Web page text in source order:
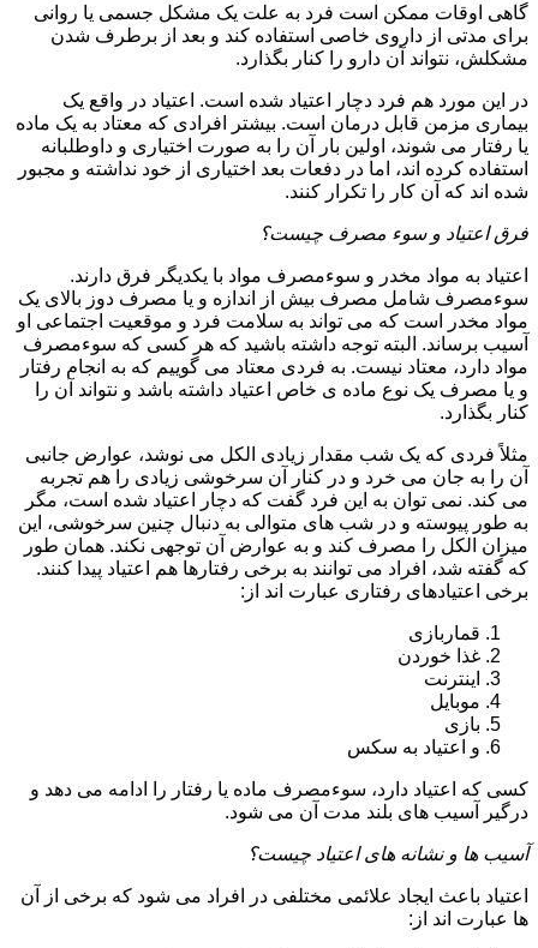
گاهی اوقات ممکن است فرد به علت یک مشکل جسمی یا روانی
برای مدتی از داروی خاصی استفاده کند و بعد از برطرف شدن
مشکلش، نتواند آن دارو را کنار بگذارد.
در این مورد هم فرد دچار اعتیاد شده است. اعتیاد در واقع یک
بیماری مزمن قابل درمان است. بیشتر افرادی که معتاد به یک ماده
یا رفتار می شوند، اولین بار آن را به صورت اختیاری و داوطلبانه
استفاده کرده اند، اما در دفعات بعد اختیاری از خود نداشته و مجبور
شده اند که آن کار را تکرار کنند.
فرق اعتیاد و سوء مصرف چیست؟
اعتیاد به مواد مخدر و سوءمصرف مواد با یکدیگر فرق دارند.
سوءمصرف شامل مصرف بیش از اندازه و یا مصرف دوز بالای یک
مواد مخدر است که می تواند به سلامت فرد و موقعیت اجتماعی او
آسیب برساند. البته توجه داشته باشید که هر کسی که سوءمصرف
مواد دارد، معتاد نیست. به فردی معتاد می گوییم که به انجام رفتار
و یا مصرف یک نوع ماده ی خاص اعتیاد داشته باشد و نتواند آن را
کنار بگذارد.
مثلاً فردی که یک شب مقدار زیادی الکل می نوشد، عوارض جانبی
آن را به جان می خرد و در کنار آن سرخوشی زیادی را هم تجربه
می کند. نمی توان به این فرد گفت که دچار اعتیاد شده است، مگر
به طور پیوسته و در شب های متوالی به دنبال چنین سرخوشی، این
میزان الکل را مصرف کند و به عوارض آن توجهی نکند. همان طور
که گفته شد، افراد می توانند به برخی رفتارها هم اعتیاد پیدا کنند.
برخی اعتیادهای رفتاری عبارت اند از:
قماربازی
غذا خوردن
اینترنت
موبایل
بازی
و اعتیاد به سکس
کسی که اعتیاد دارد، سوءمصرف ماده یا رفتار را ادامه می دهد و
درگیر آسیب های بلند مدت آن می شود.
آسیب ها و نشانه های اعتیاد چیست؟
اعتیاد باعث ایجاد علائمی مختلفی در افراد می شود که برخی از آن
ها عبارت اند از: